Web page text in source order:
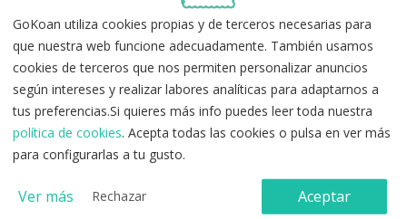
También te puede interesar:
GoKoan utiliza cookies propias y de terceros necesarias para
que nuestra web funcione adecuadamente. También usamos
cookies de terceros que nos permiten personalizar anuncios
según intereses y realizar labores analíticas para adaptarnos a
tus preferencias.Si quieres más info puedes leer toda nuestra
política de cookies. Acepta todas las cookies o pulsa en ver más
para configurarlas a tu gusto.
Ver más Rechazar Aceptar